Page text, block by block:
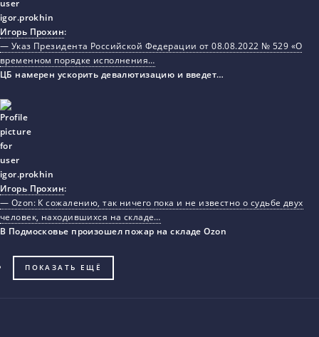
Игорь Прохин:
— Указ Президента Российской Федерации от 08.08.2022 № 529 «О
временном порядке исполнения…
ЦБ намерен ускорить девалютизацию и введет…
Игорь Прохин:
— Ozon: К сожалению, так ничего пока и не известно о судьбе двух
человек, находившихся на складе…
В Подмосковье произошел пожар на складе Ozon
ПОКАЗАТЬ ЕЩЁ